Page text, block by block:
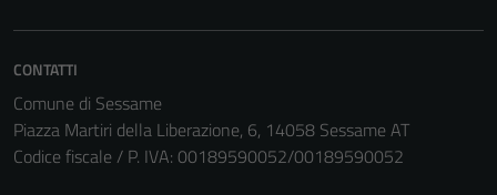
CONTATTI
Comune di Sessame
Piazza Martiri della Liberazione, 6, 14058 Sessame AT
Codice fiscale / P. IVA: 00189590052/00189590052
disabilitati.
personali.